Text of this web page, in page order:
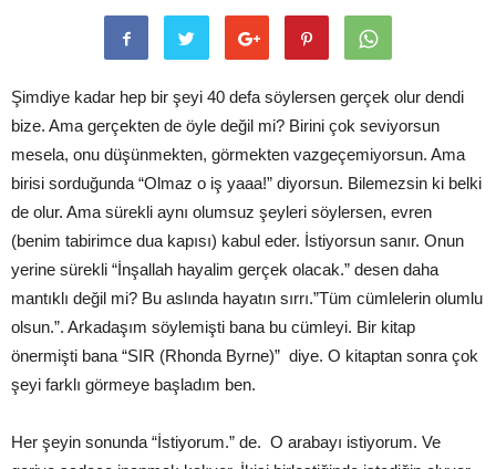
Şimdiye kadar hep bir şeyi 40 defa söylersen gerçek olur dendi
bize. Ama gerçekten de öyle değil mi? Birini çok seviyorsun
mesela, onu düşünmekten, görmekten vazgeçemiyorsun. Ama
birisi sorduğunda “Olmaz o iş yaaa!” diyorsun. Bilemezsin ki belki
de olur. Ama sürekli aynı olumsuz şeyleri söylersen, evren
(benim tabirimce dua kapısı) kabul eder. İstiyorsun sanır. Onun
yerine sürekli “İnşallah hayalim gerçek olacak.” desen daha
mantıklı değil mi? Bu aslında hayatın sırrı.”Tüm cümlelerin olumlu
olsun.”. Arkadaşım söylemişti bana bu cümleyi. Bir kitap
önermişti bana “SIR (Rhonda Byrne)” diye. O kitaptan sonra çok
şeyi farklı görmeye başladım ben.
Her şeyin sonunda “İstiyorum.” de. O arabayı istiyorum. Ve